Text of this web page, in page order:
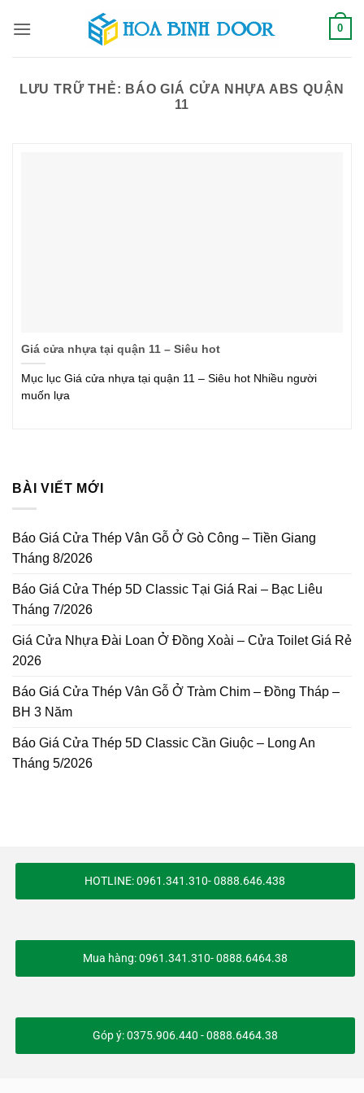
qua
0
LƯU TRỮ THẺ: BÁO GIÁ CỬA NHỰA ABS QUẬN
11
Giá cửa nhựa tại quận 11 – Siêu hot
Mục lục Giá cửa nhựa tại quận 11 – Siêu hot Nhiều người
muốn lựa
BÀI VIẾT MỚI
Báo Giá Cửa Thép Vân Gỗ Ở Gò Công – Tiền Giang
Tháng 8/2026
Báo Giá Cửa Thép 5D Classic Tại Giá Rai – Bạc Liêu
Tháng 7/2026
Giá Cửa Nhựa Đài Loan Ở Đồng Xoài – Cửa Toilet Giá Rẻ
2026
Báo Giá Cửa Thép Vân Gỗ Ở Tràm Chim – Đồng Tháp –
BH 3 Năm
Báo Giá Cửa Thép 5D Classic Cần Giuộc – Long An
Tháng 5/2026
HOTLINE: 0961.341.310- 0888.646.438
Mua hàng: 0961.341.310- 0888.6464.38
Góp ý: 0375.906.440 - 0888.6464.38